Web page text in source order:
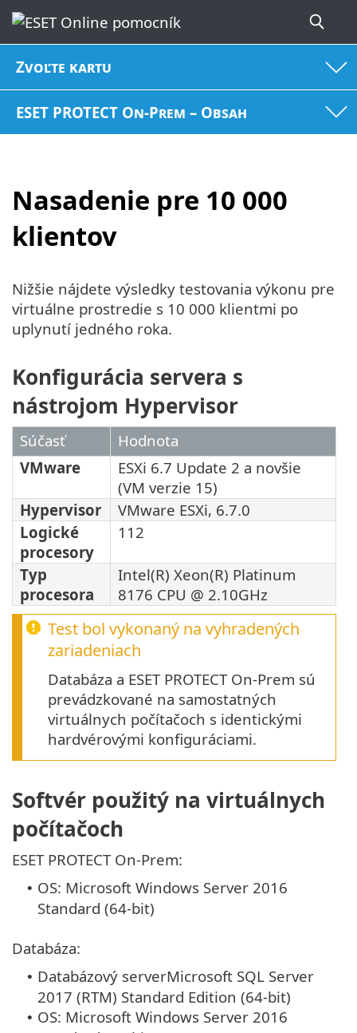
Zvoľte kartu
ESET PROTECT On-Prem – Obsah
Nasadenie pre 10 000
klientov
Nižšie nájdete výsledky testovania výkonu pre
virtuálne prostredie s 10 000 klientmi po
uplynutí jedného roka.
Konfigurácia servera s
nástrojom Hypervisor
Súčasť
Hodnota
VMware
ESXi 6.7 Update 2 a novšie
(VM verzie 15)
Hypervisor
VMware ESXi, 6.7.0
Logické
procesory
112
Typ
procesora
Intel(R) Xeon(R) Platinum
8176 CPU @ 2.10GHz
Test bol vykonaný na vyhradených
zariadeniach
Databáza a ESET PROTECT On-Prem sú
prevádzkované na samostatných
virtuálnych počítačoch s identickými
hardvérovými konfiguráciami.
Softvér použitý na virtuálnych
počítačoch
ESET PROTECT On-Prem:
• OS: Microsoft Windows Server 2016
Standard (64-bit)
Databáza:
• Databázový serverMicrosoft SQL Server
2017 (RTM) Standard Edition (64-bit)
• OS: Microsoft Windows Server 2016